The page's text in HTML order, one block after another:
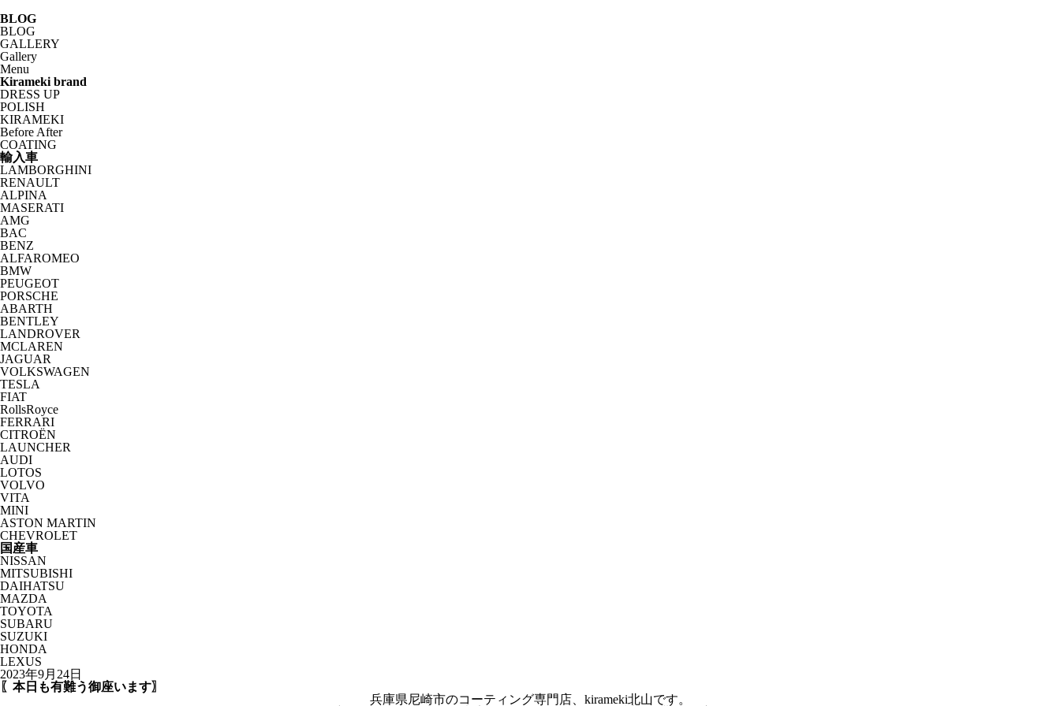
BLOG
BLOG
GALLERY
Gallery
Menu
Kirameki brand
DRESS UP
POLISH
KIRAMEKI
Before After
COATING
輸入車
LAMBORGHINI
RENAULT
ALPINA
MASERATI
AMG
BAC
BENZ
ALFAROMEO
BMW
PEUGEOT
PORSCHE
ABARTH
BENTLEY
LANDROVER
MCLAREN
JAGUAR
VOLKSWAGEN
TESLA
FIAT
RollsRoyce
FERRARI
CITROËN
LAUNCHER
AUDI
LOTOS
VOLVO
VITA
MINI
ASTON MARTIN
CHEVROLET
国産車
NISSAN
MITSUBISHI
DAIHATSU
MAZDA
TOYOTA
SUBARU
SUZUKI
HONDA
LEXUS
2023年9月24日
〖本日も有難う御座います〗
兵庫県尼崎市のコーティング専門店、kirameki北山です。